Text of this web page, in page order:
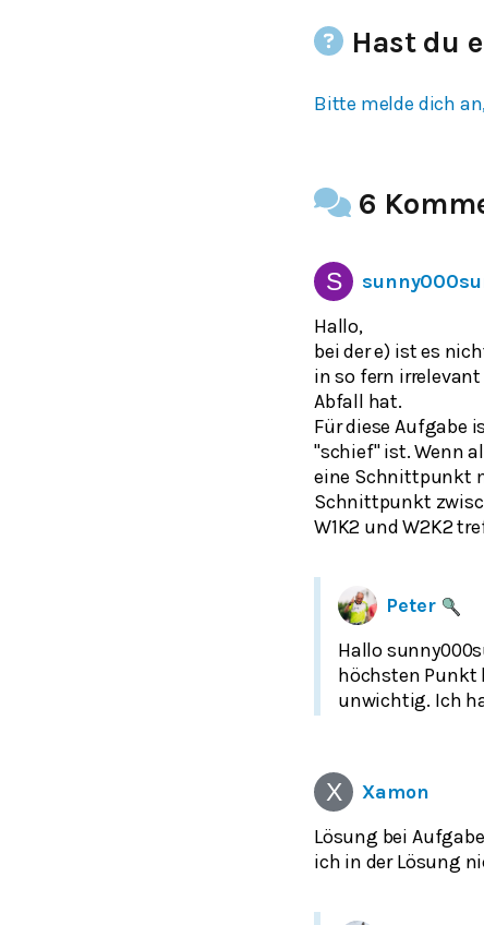
Hast du
Bitte melde dich
6
Hallo,
bei der e) ist es
in so fern
Abfall hat.
Für diese Aufgabe
"schief" ist. Wenn
eine Schnittpunkt
Schnittpunkt
W1K2 und W2K2
Peter
Hallo
höchsten Punkt
unwichtig. Ich
Xamon
Lösung bei
ich in der Lösung